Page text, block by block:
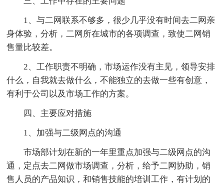
1、与二网联系不够多，很少几乎没有时间去二网亲
身体验，分析，二网所在城市的各项调查，致使二网销
售量比较差。
2、工作职责不明确，市场运作没有主见，领导安排
什么，自我就去做什么，不能独立的去做一些有创意，
有利于公司以及市场工作的方案。
四、主要应对措施
1、加强与二级网点的沟通
市场部计划在新的一年里重点加强与二级网点的沟
通，定点去二网做市场调查，分析，给予二网协助，销
售人员的产品知识，和销售技能的培训工作，有计划的